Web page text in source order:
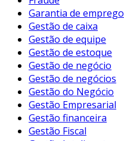
Garantia de emprego
Gestão de caixa
Gestão de equipe
Gestão de estoque
Gestão de negócio
Gestão de negócios
Gestão do Negócio
Gestão Empresarial
Gestão financeira
Gestão Fiscal